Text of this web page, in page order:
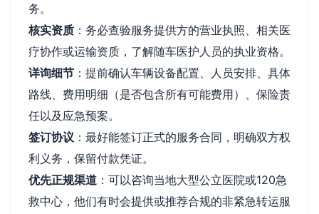
务。
核实资质 ：务必查验服务提供方的营业执照、相关医
疗协作或运输资质，了解随车医护人员的执业资格。
详询细节 ：提前确认车辆设备配置、人员安排、具体
路线、费用明细（是否包含所有可能费用）、保险责
任以及应急预案。
签订协议 ：最好能签订正式的服务合同，明确双方权
利义务，保留付款凭证。
优先正规渠道 ：可以咨询当地大型公立医院或120急
救中心，他们有时会提供或推荐合规的非紧急转运服